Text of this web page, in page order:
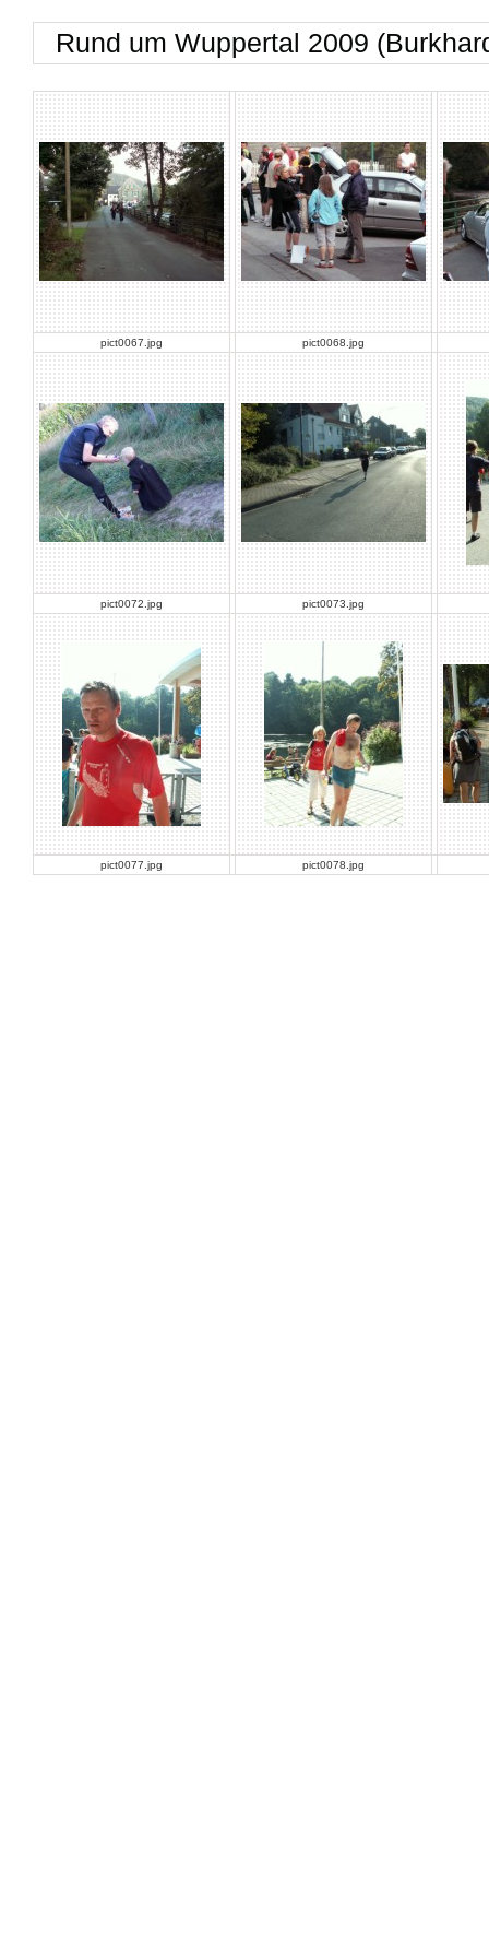
Rund um Wuppertal 2009
pict0067.jpg pict0068.jpg
pict0072.jpg pict0073.jpg
pict0077.jpg pict0078.jpg